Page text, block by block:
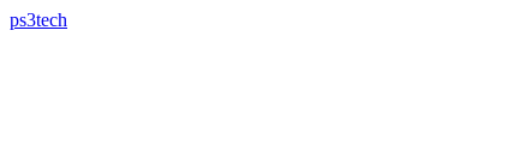
ps3tech